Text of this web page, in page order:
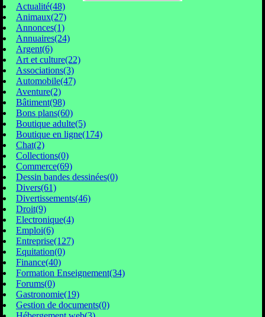
Actualité(48)
Animaux(27)
Annonces(1)
Annuaires(24)
Argent(6)
Art et culture(22)
Associations(3)
Automobile(47)
Aventure(2)
Bâtiment(98)
Bons plans(60)
Boutique adulte(5)
Boutique en ligne(174)
Chat(2)
Collections(0)
Commerce(69)
Dessin bandes dessinées(0)
Divers(61)
Divertissements(46)
Droit(9)
Electronique(4)
Emploi(6)
Entreprise(127)
Equitation(0)
Finance(40)
Formation Enseignement(34)
Forums(0)
Gastronomie(19)
Gestion de documents(0)